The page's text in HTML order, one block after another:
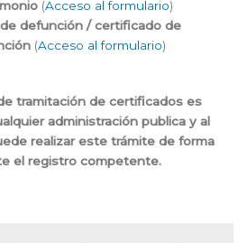
(Acceso al formulario)
defunción / certificado de
(Acceso al formulario)
tramitación de certificados es
administración publica y al
realizar este trámite de forma
el registro competente.